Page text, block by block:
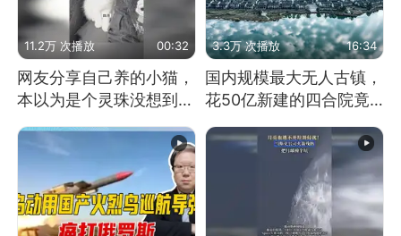
11.2万 次播放 00:32
网友分享自己养的小猫，
本以为是个灵珠没想到是
3.3万 次播放 16:34
国内规模最大无人古镇，
花50亿新建的四合院竟